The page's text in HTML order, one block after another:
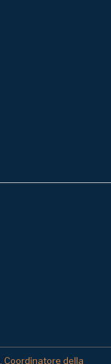
Coordinatore della